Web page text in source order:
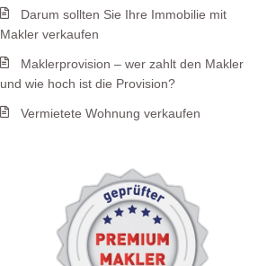
Darum sollten Sie Ihre Immobilie mit
Makler verkaufen
Maklerprovision – wer zahlt den Makler
und wie hoch ist die Provision?
Vermietete Wohnung verkaufen